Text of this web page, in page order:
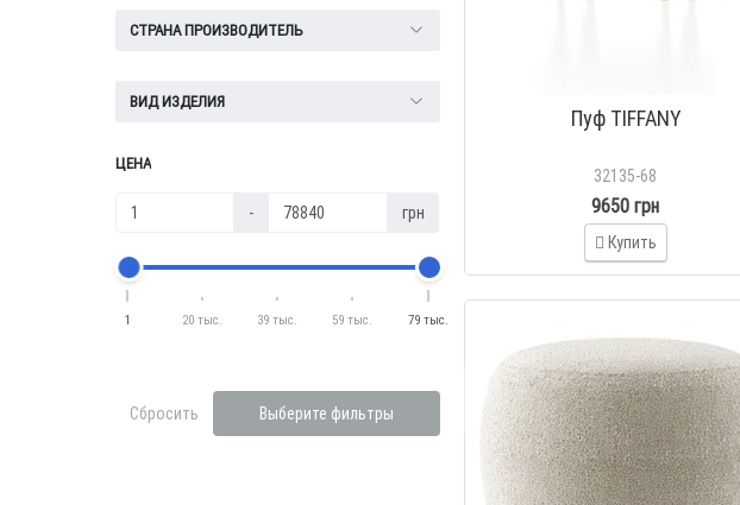
СТРАНА ПРОИЗВОДИТЕЛЬ
ВИД ИЗДЕЛИЯ
ЦЕНА
- грн
1 20 тыс. 39 тыс. 59 тыс. 79 тыс.
Сбросить Выберите фильтры
Пуф TIFFANY
32135-68
9650 грн
Купить